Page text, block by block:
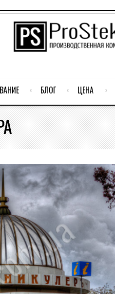
БЛОГ ЦЕНА